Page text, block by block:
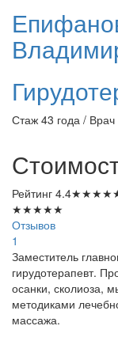
Стаж 43 года /
Рейтинг 4.4★★★★
★★★★★
Отзывов
1
Заместитель
гирудотерапевт.
осанки, сколиоза,
методиками
массажа.